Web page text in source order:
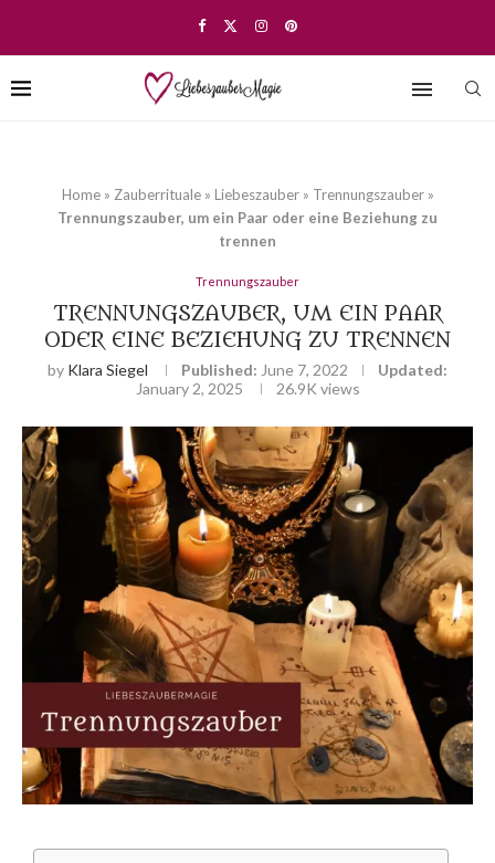
Home» Zauberrituale» Liebeszauber» Trennungszauber»
Trennungszauber, um ein Paar oder eine Beziehung zu
trennen
Trennungszauber
TRENNUNGSZAUBER, UM EIN PAAR
ODER EINE BEZIEHUNG ZU TRENNEN
by Klara Siegel Published: June 7, 2022
Updated:
January 2, 2025
26.9K views